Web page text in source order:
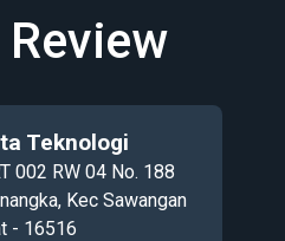
Teknologi
002 RW 04 No. 188
Kec Sawangan
- 16516